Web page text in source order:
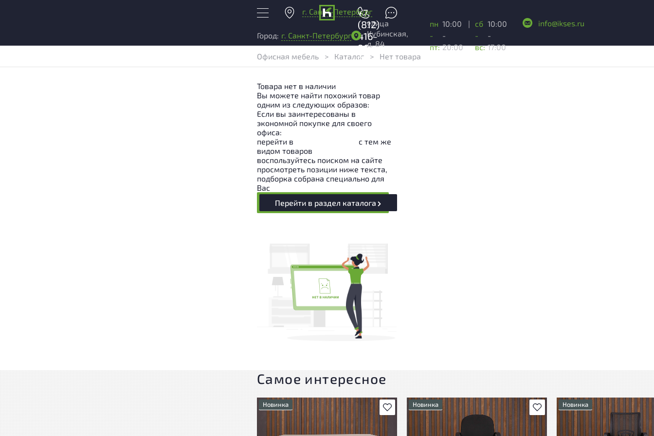
г. Санкт-Петербург
+7
(812)
416-
96-
99
Город: г. Санкт-Петербург
улица
Кубинская,
д. 84
пн
-
пт:
10:00
-
20:00
|
сб
-
вс:
10:00
-
17:00
info@ikses.ru
Офисная мебель > Каталог > Нет товара
Товара нет в наличии
Вы можете найти похожий товар
одним из следующих образов:
Если вы заинтересованы в
экономной покупке для своего
офиса:
перейти в
с тем же
видом товаров
воспользуйтесь поиском на сайте
просмотреть позиции ниже текста,
подборка собрана специально для
Вас
Перейти в раздел каталога
Самое интересное
В избранное
Новинка В избранное
Новинка Новинка